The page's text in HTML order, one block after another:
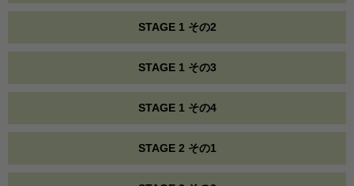
STAGE 1 その2
STAGE 1 その3
STAGE 1 その4
STAGE 2 その1